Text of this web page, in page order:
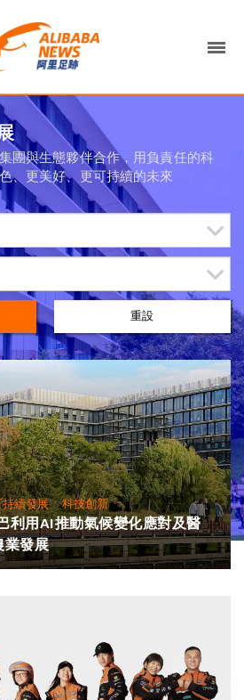
團與生態夥伴合作，用負責任的科
、更美好、更可持續的未來
重設
持續發展·科技創新
利用AI推動氣候變化應對及醫
業發展